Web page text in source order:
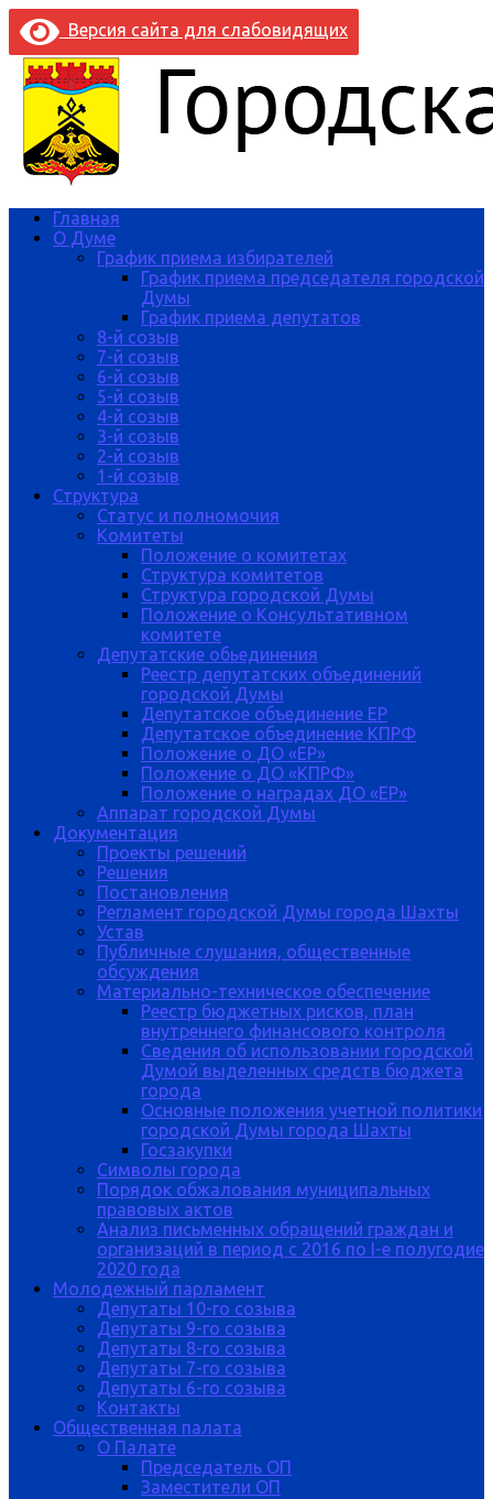
Версия сайта для слабовидящих
Главная
О Думе
График приема избирателей
График приема председателя городской
Думы
График приема депутатов
8-й созыв
7-й созыв
6-й созыв
5-й созыв
4-й созыв
3-й созыв
2-й созыв
1-й созыв
Структура
Статус и полномочия
Комитеты
Положение о комитетах
Структура комитетов
Структура городской Думы
Положение о Консультативном
комитете
Депутатские обьединения
Реестр депутатских объединений
городской Думы
Депутатское объединение ЕР
Депутатское объединение КПРФ
Положение о ДО «ЕР»
Положение о ДО «КПРФ»
Положение о наградах ДО «ЕР»
Аппарат городской Думы
Документация
Проекты решений
Решения
Постановления
Регламент городской Думы города Шахты
Устав
Публичные слушания, общественные
обсуждения
Материально-техническое обеспечение
Реестр бюджетных рисков, план
внутреннего финансового контроля
Сведения об использовании городской
Думой выделенных средств бюджета
города
Основные положения учетной политики
городской Думы города Шахты
Госзакупки
Символы города
Порядок обжалования муниципальных
правовых актов
Анализ письменных обращений граждан и
организаций в период с 2016 по I-е полугодие
2020 года
Молодежный парламент
Депутаты 10-го созыва
Депутаты 9-го созыва
Депутаты 8-го созыва
Депутаты 7-го созыва
Депутаты 6-го созыва
Контакты
Общественная палата
О Палате
Председатель ОП
Заместители ОП